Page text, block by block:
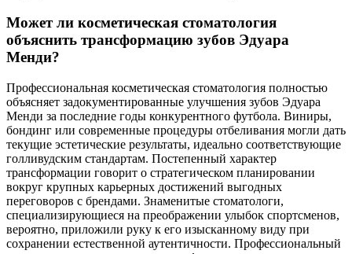
Может ли косметическая стоматология
объяснить трансформацию зубов Эдуара
Менди?
Профессиональная косметическая стоматология полностью
объясняет задокументированные улучшения зубов Эдуара
Менди за последние годы конкурентного футбола. Виниры,
бондинг или современные процедуры отбеливания могли дать
текущие эстетические результаты, идеально соответствующие
голливудским стандартам. Постепенный характер
трансформации говорит о стратегическом планировании
вокруг крупных карьерных достижений выгодных
переговоров с брендами. Знаменитые стоматологи,
специализирующиеся на преображении улыбок спортсменов,
вероятно, приложили руку к его изысканному виду при
сохранении естественной аутентичности. Профессиональный